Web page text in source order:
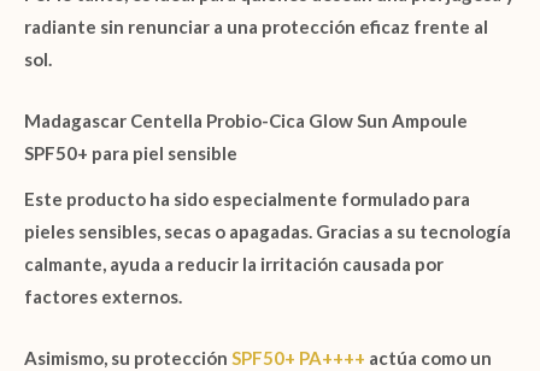
radiante sin renunciar a una protección eficaz frente al
sol.
Madagascar Centella Probio-Cica Glow Sun Ampoule
SPF50+ para piel sensible
Este producto ha sido especialmente formulado para
pieles sensibles, secas o apagadas. Gracias a su tecnología
calmante, ayuda a reducir la irritación causada por
factores externos.
Asimismo, su protección SPF50+ PA++++ actúa como un